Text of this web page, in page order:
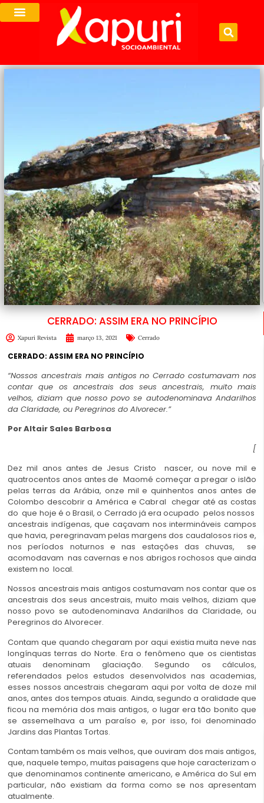
CERRADO: ASSIM ERA NO PRINCÍPIO
Xapuri Revista março 13, 2021 Cerrado
CERRADO: ASSIM ERA NO PRINCÍPIO
“Nossos ancestrais mais antigos no Cerrado costumavam nos
contar que os ancestrais dos seus ancestrais, muito mais
velhos, diziam que nosso povo se autodenominava Andarilhos
da Claridade, ou Peregrinos do Alvorecer.”
Por Altair Sales Barbosa
[
Dez mil anos antes de Jesus Cristo nascer, ou nove mil e
quatrocentos anos antes de Maomé começar a pregar o islão
pelas terras da Arábia, onze mil e quinhentos anos antes de
Colombo descobrir a América e Cabral chegar até as costas
do que hoje é o Brasil, o Cerrado já era ocupado pelos nossos
ancestrais indígenas, que caçavam nos intermináveis campos
que havia, peregrinavam pelas margens dos caudalosos rios e,
nos períodos noturnos e nas estações das chuvas, se
acomodavam nas cavernas e nos abrigos rochosos que ainda
existem no local.
Nossos ancestrais mais antigos costumavam nos contar que os
ancestrais dos seus ancestrais, muito mais velhos, diziam que
nosso povo se autodenominava Andarilhos da Claridade, ou
Peregrinos do Alvorecer.
Contam que quando chegaram por aqui existia muita neve nas
longínquas terras do Norte. Era o fenômeno que os cientistas
atuais denominam glaciação. Segundo os cálculos,
referendados pelos estudos desenvolvidos nas academias,
esses nossos ancestrais chegaram aqui por volta de doze mil
anos, antes dos tempos atuais. Ainda, segundo a oralidade que
ficou na memória dos mais antigos, o lugar era tão bonito que
se assemelhava a um paraíso e, por isso, foi denominado
Jardins das Plantas Tortas.
Contam também os mais velhos, que ouviram dos mais antigos,
que, naquele tempo, muitas paisagens que hoje caracterizam o
que denominamos continente americano, e América do Sul em
particular, não existiam da forma como se nos apresentam
atualmente.